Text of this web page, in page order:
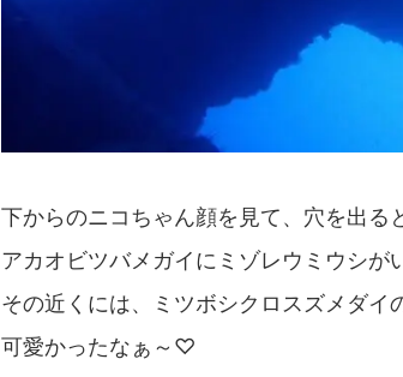
下からのニコちゃん顔を見て、穴を出る
アカオビツバメガイにミゾレウミウシが
その近くには、ミツボシクロスズメダイ
可愛かったなぁ～♡